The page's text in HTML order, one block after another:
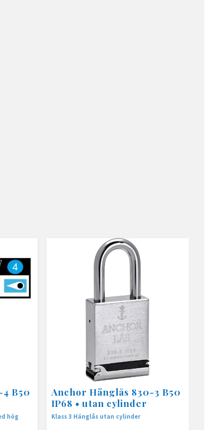
B50
hög
Anchor Hänglås 830-3 B50
IP68 • utan cylinder
Klass 3 Hänglås utan cylinder